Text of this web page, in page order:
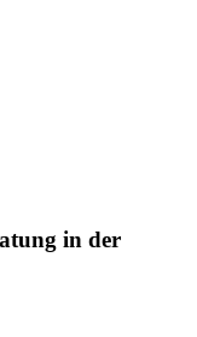
in der